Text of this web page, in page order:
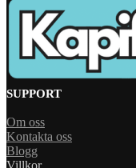
SUPPORT
Om oss
Kontakta oss
Blogg